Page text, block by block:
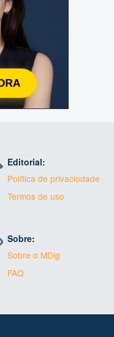
Editorial:
Política de privaciodade
Termos de uso
Sobre:
Sobre o MDig
FAQ